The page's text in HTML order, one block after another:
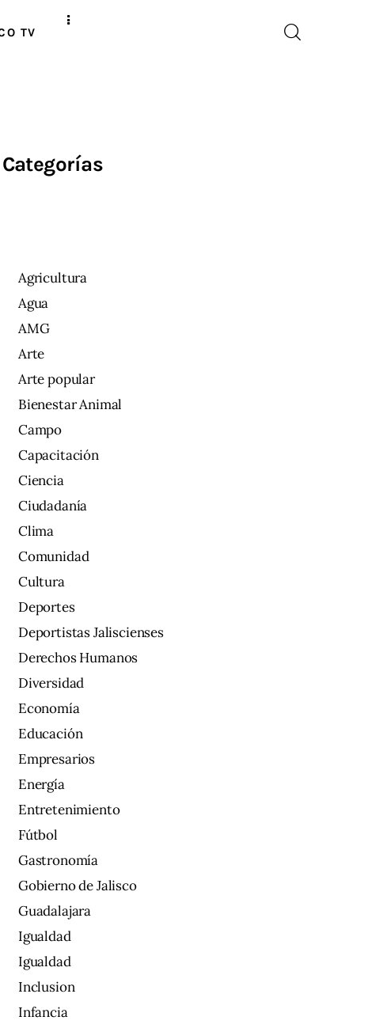
TV
Categorías
Agricultura
Agua
AMG
Arte
Arte popular
Bienestar Animal
Campo
Capacitación
Ciencia
Ciudadanía
Clima
Comunidad
Cultura
Deportes
Deportistas Jaliscienses
Derechos Humanos
Diversidad
Economía
Educación
Empresarios
Energía
Entretenimiento
Fútbol
Gastronomía
Gobierno de Jalisco
Guadalajara
Igualdad
Igualdad
Inclusion
Infancia